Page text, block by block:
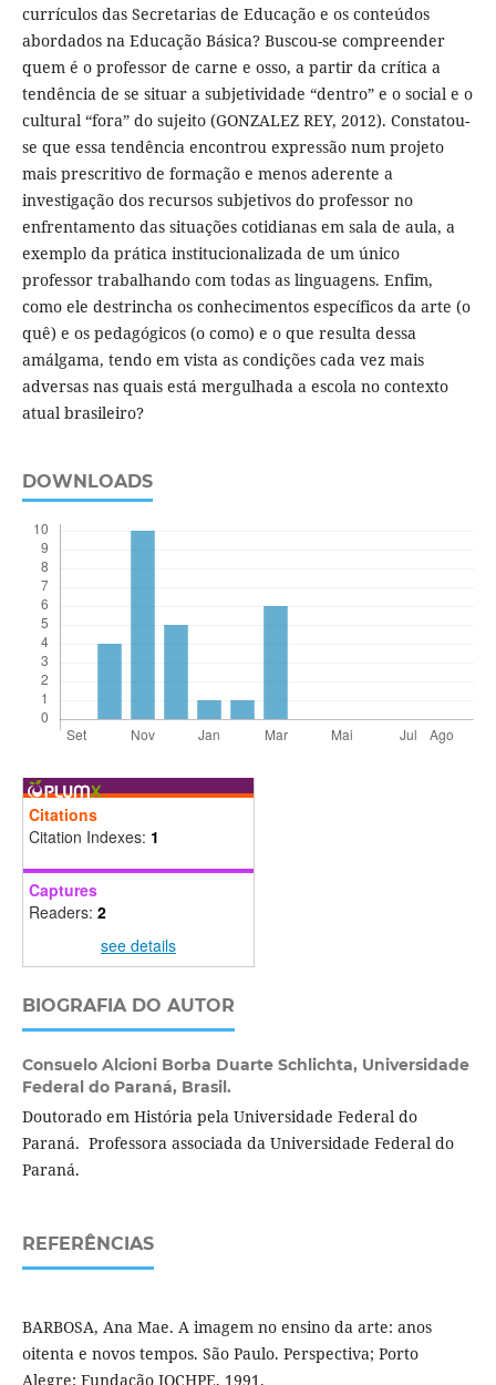
currículos das Secretarias de Educação e os conteúdos
abordados na Educação Básica? Buscou-se compreender
quem é o professor de carne e osso, a partir da crítica a
tendência de se situar a subjetividade “dentro” e o social e o
cultural “fora” do sujeito (GONZALEZ REY, 2012). Constatou-
se que essa tendência encontrou expressão num projeto
mais prescritivo de formação e menos aderente a
investigação dos recursos subjetivos do professor no
enfrentamento das situações cotidianas em sala de aula, a
exemplo da prática institucionalizada de um único
professor trabalhando com todas as linguagens. Enfim,
como ele destrincha os conhecimentos específicos da arte (o
quê) e os pedagógicos (o como) e o que resulta dessa
amálgama, tendo em vista as condições cada vez mais
adversas nas quais está mergulhada a escola no contexto
atual brasileiro?
DOWNLOADS
Citations
Citation Indexes: 1
Captures
Readers: 2
see details
BIOGRAFIA DO AUTOR
Consuelo Alcioni Borba Duarte Schlichta, Universidade
Federal do Paraná, Brasil.
Doutorado em História pela Universidade Federal do
Paraná. Professora associada da Universidade Federal do
Paraná.
REFERÊNCIAS
BARBOSA, Ana Mae. A imagem no ensino da arte: anos
oitenta e novos tempos. São Paulo. Perspectiva; Porto
Alegre: Fundação IOCHPE, 1991.